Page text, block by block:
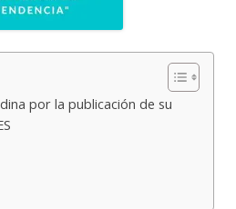
por la publicación de su